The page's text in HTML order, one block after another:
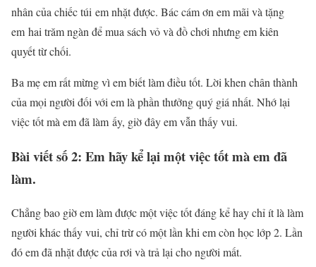
nhân của chiếc túi em nhặt được. Bác cám ơn em mãi và tặng
em hai trăm ngàn để mua sách vỏ và đồ chơi nhưng em kiên
quyết từ chối.
Ba mẹ em rất mừng vì em biết làm điều tốt. Lời khen chân thành
của mọi người đối với em là phần thưởng quý giá nhất. Nhớ lại
việc tốt mà em đã làm ấy, giờ đây em vẫn thấy vui.
Bài viết số 2: Em hãy kể lại một việc tốt mà em đã
làm.
Chẳng bao giờ em làm được một việc tốt đáng kể hay chỉ ít là làm
người khác thấy vui, chỉ trừ có một lần khi em còn học lớp 2. Lần
đó em đã nhặt được của rơi và trả lại cho người mất.